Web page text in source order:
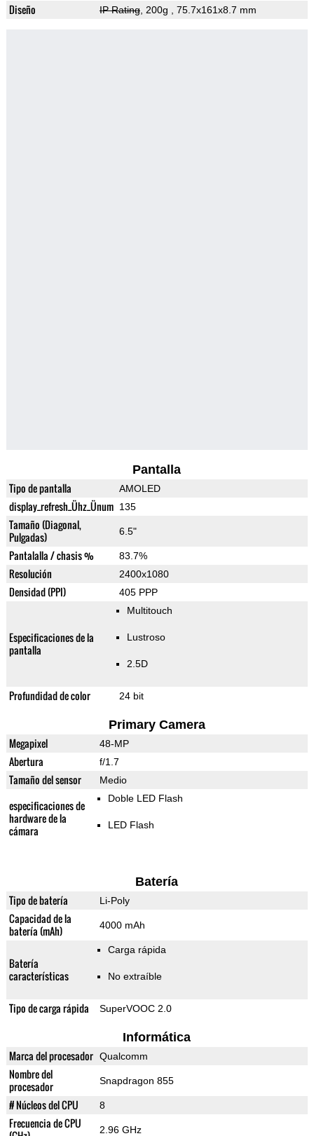
Diseño IP Rating, 200g , 75.7x161x8.7 mm
Pantalla
Tipo de pantalla AMOLED
display_refresh_Ühz_Ünum 135
Tamaño (Diagonal,
Pulgadas)
6.5"
Pantalalla / chasis % 83.7%
Resolución 2400x1080
Densidad (PPI) 405 PPP
Especificaciones de la
pantalla
Multitouch
Lustroso
2.5D
Profundidad de color 24 bit
Primary Camera
Megapixel 48-MP
Abertura f/1.7
Tamaño del sensor Medio
especificaciones de
hardware de la
cámara
Doble LED Flash
LED Flash
Batería
Tipo de batería Li-Poly
Capacidad de la
batería (mAh)
4000 mAh
Batería
características
Carga rápida
No extraíble
Tipo de carga rápida SuperVOOC 2.0
Informática
Marca del procesador Qualcomm
Nombre del
procesador
Snapdragon 855
# Núcleos del CPU 8
Frecuencia de CPU
2.96 GHz